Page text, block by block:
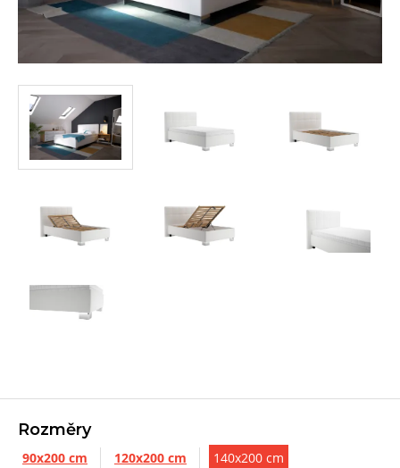
Rozměry
90x200 cm 120x200 cm 140x200 cm